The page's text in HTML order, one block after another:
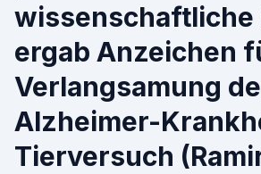
wissenschaftliche
ergab Anzeichen
Verlangsamung
Alzheimer-
Tierversuch